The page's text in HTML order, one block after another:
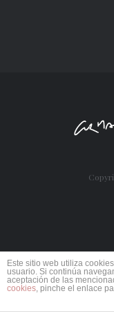
Este sitio web utiliza
usuario. Si continúa
aceptación de las
cookies, pinche el enlace